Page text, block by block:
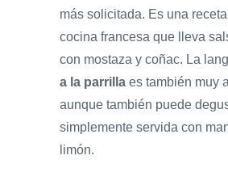
más solicitada. Es una
cocina francesa que lleva
con mostaza y coñac. La
a la parrilla es también muy
aunque también puede
simplemente servida con
limón.